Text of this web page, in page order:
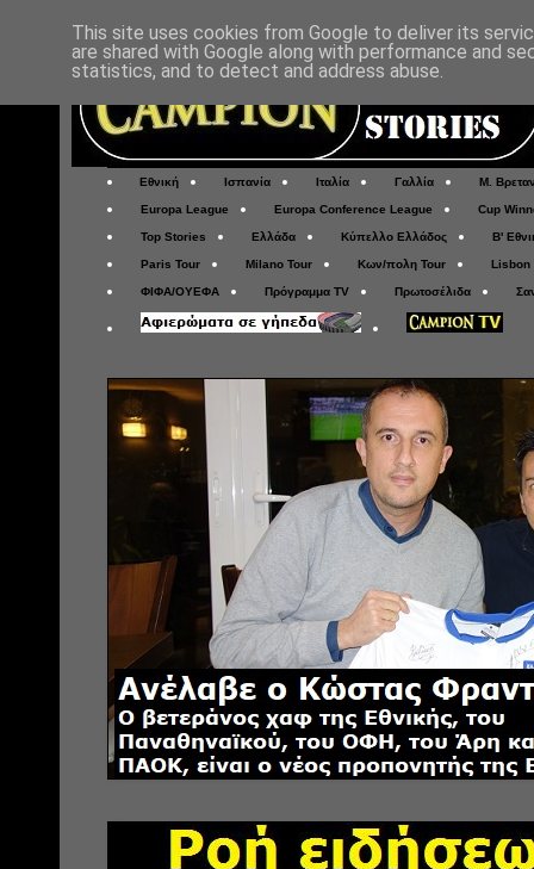
Εθνική Ισπανία Ιταλία Γαλλία Μ.
Europa League Europa Conference League Cup
Top Stories Ελλάδα Κύπελλο Ελλάδος Β'
Paris Tour Milano Tour Κων/πολη Tour Lisbon
ΦΙΦΑ/ΟΥΕΦΑ Πρόγραμμα TV Πρωτοσέλιδα
This site uses cookies from Google to deliver its
are shared with Google along with performance and
statistics, and to detect and address abuse.